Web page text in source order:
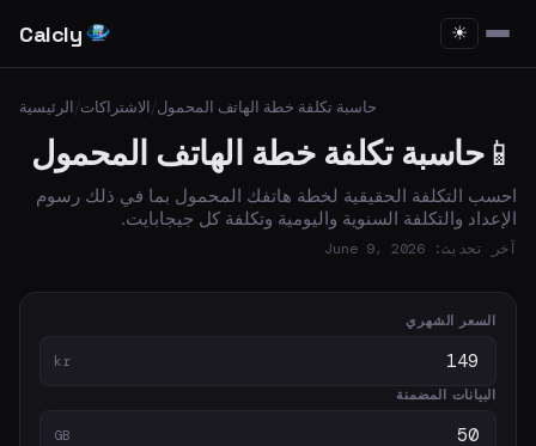
Calcly ☀
الرئيسية/الاشتراكات/حاسبة تكلفة خطة الهاتف المحمول
📱حاسبة تكلفة خطة الهاتف المحمول
احسب التكلفة الحقيقية لخطة هاتفك المحمول بما في ذلك رسوم
الإعداد والتكلفة السنوية واليومية وتكلفة كل جيجابايت.
آخر تحديث: June 9, 2026
السعر الشهري
kr
البيانات المضمنة
GB